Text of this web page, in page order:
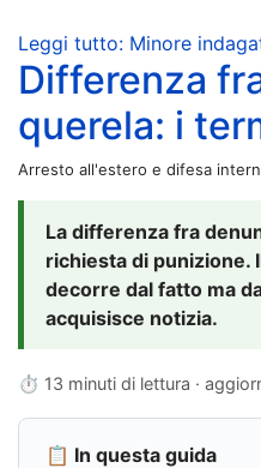
Leggi tutto: Minore
Differenza
querela: i
Arresto all'estero e difesa
La differenza fra
richiesta di punizione.
decorre dal fatto ma
acquisisce notizia.
⏱ 13 minuti di lettura ·
📋 In questa guida